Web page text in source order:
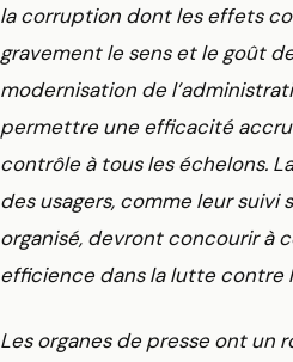
la corruption dont les effets
gravement le sens et le goût
modernisation de
permettre une efficacité
contrôle à tous les échelons.
des usagers, comme leur
organisé, devront concourir à
efficience dans la lutte contre
Les organes de presse ont un